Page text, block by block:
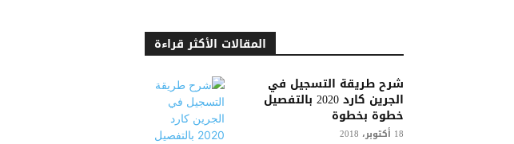
المقالات الأكثر قراءة
شرح طريقة التسجيل في
الجرين كارد 2020 بالتفصيل
خطوة بخطوة
18 أكتوبر، 2018